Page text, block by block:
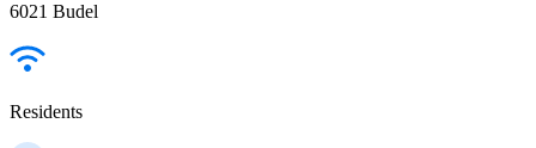
6021 Budel
Residents